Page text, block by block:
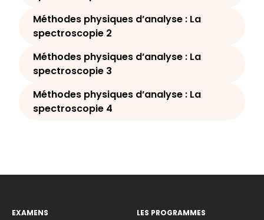
Méthodes physiques d’analyse : La
spectroscopie 2
Méthodes physiques d’analyse : La
spectroscopie 3
Méthodes physiques d’analyse : La
spectroscopie 4
EXAMENS
LES PROGRAMMES